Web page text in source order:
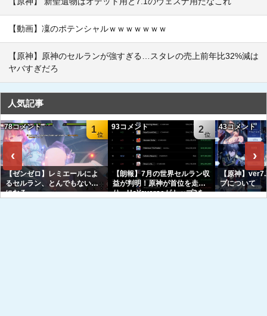
【動画】凜のポテンシャルｗｗｗｗｗｗｗ
【原神】原神のセルランが強すぎる…スタレの売上前年比32%減は
ヤバすぎだろ
人気記事
‹
1
78コメント
【ゼンゼロ】レミエールによ
るセルラン、とんでもない事
になる
2
93コメント
【朗報】7月の世界セルラン収
益が判明！原神が首位を走
り、HoYoverseがトップ3を
43コメント
【原神】
プについて
›